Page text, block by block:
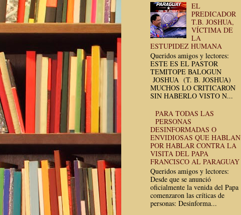
EL
PREDICADOR
T.B. JOSHUA,
VÍCTIMA DE
LA
ESTUPIDEZ HUMANA
Queridos amigos y lectores:
ESTE ES EL PASTOR
TEMITOPE BALOGUN
JOSHUA (T. B. JOSHUA)
MUCHOS LO CRITICARON
SIN HABERLO VISTO N...
PARA TODAS LAS
PERSONAS
DESINFORMADAS O
ENVIDIOSAS QUE HABLAN
POR HABLAR CONTRA LA
VISITA DEL PAPA
FRANCISCO AL PARAGUAY
Queridos amigos y lectores:
Desde que se anunció
oficialmente la venida del Papa
comenzaron las críticas de
personas: Desinforma...